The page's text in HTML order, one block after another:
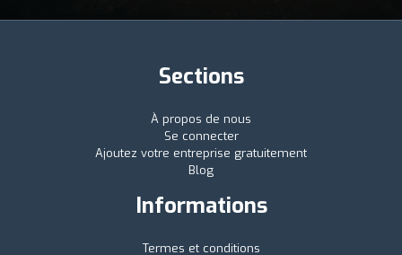
Sections
À propos de nous
Se connecter
Ajoutez votre entreprise gratuitement
Blog
Informations
Termes et conditions